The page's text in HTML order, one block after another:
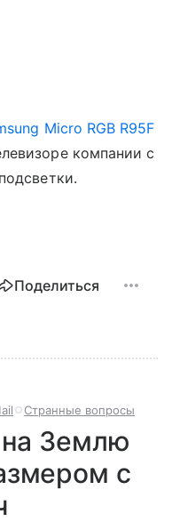
Micro RGB R95F
компании с
Поделиться
Странные вопросы
на Землю
с